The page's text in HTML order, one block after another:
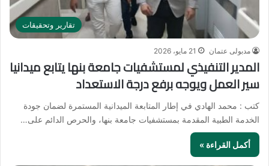
تقارير وتحقيقات
مدبولى عتمان 21 مايو، 2026
المدير التنفيذي لمستشفيات جامعة بنها يتابع ميدانيا
سير العمل ويوجه برفع درجة الاستعداد
كتب : محمد الهادي في إطار المتابعة الميدانية المستمرة لضمان جودة
الخدمة الطبية المقدمة بمستشفيات جامعة بنها، والحرص الدائم على…
أكمل القراءة »